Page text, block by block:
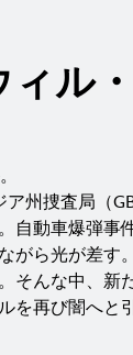
ィル
州捜査局（
自動車爆弾事
がら光が差す
そんな中、新
再び闇へと